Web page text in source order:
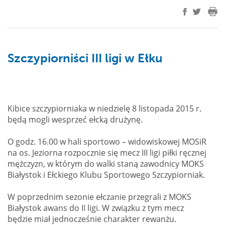
Szczypiorniści III ligi w Ełku
Kibice szczypiorniaka w niedzielę 8 listopada 2015 r.
będą mogli wesprzeć ełcką drużynę.
O godz. 16.00 w hali sportowo – widowiskowej MOSiR
na os. Jeziorna rozpocznie się mecz III ligi piłki ręcznej
mężczyzn, w którym do walki staną zawodnicy MOKS
Białystok i Ełckiego Klubu Sportowego Szczypiorniak.
W poprzednim sezonie ełczanie przegrali z MOKS
Białystok awans do II ligi. W związku z tym mecz
będzie miał jednocześnie charakter rewanżu.